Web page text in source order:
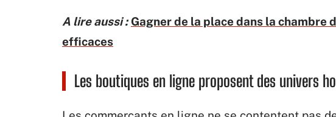
A lire aussi : Gagner de la place dans la chambre
efficaces
Les boutiques en ligne proposent des univers